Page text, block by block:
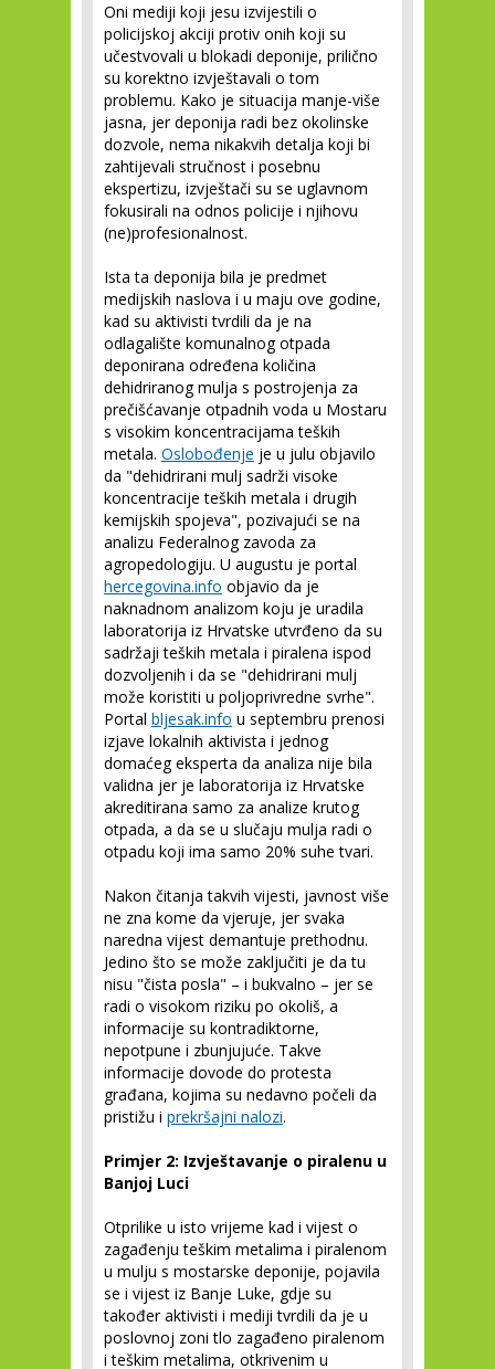
Oni mediji koji jesu izvijestili o
policijskoj akciji protiv onih koji su
učestvovali u blokadi deponije, prilično
su korektno izvještavali o tom
problemu. Kako je situacija manje-više
jasna, jer deponija radi bez okolinske
dozvole, nema nikakvih detalja koji bi
zahtijevali stručnost i posebnu
ekspertizu, izvještači su se uglavnom
fokusirali na odnos policije i njihovu
(ne)profesionalnost.
Ista ta deponija bila je predmet
medijskih naslova i u maju ove godine,
kad su aktivisti tvrdili da je na
odlagalište komunalnog otpada
deponirana određena količina
dehidriranog mulja s postrojenja za
prečišćavanje otpadnih voda u Mostaru
s visokim koncentracijama teških
metala. Oslobođenje je u julu objavilo
da "dehidrirani mulj sadrži visoke
koncentracije teških metala i drugih
kemijskih spojeva", pozivajući se na
analizu Federalnog zavoda za
agropedologiju. U augustu je portal
hercegovina.info objavio da je
naknadnom analizom koju je uradila
laboratorija iz Hrvatske utvrđeno da su
sadržaji teških metala i piralena ispod
dozvoljenih i da se "dehidrirani mulj
može koristiti u poljoprivredne svrhe".
Portal bljesak.info u septembru prenosi
izjave lokalnih aktivista i jednog
domaćeg eksperta da analiza nije bila
validna jer je laboratorija iz Hrvatske
akreditirana samo za analize krutog
otpada, a da se u slučaju mulja radi o
otpadu koji ima samo 20% suhe tvari.
Nakon čitanja takvih vijesti, javnost više
ne zna kome da vjeruje, jer svaka
naredna vijest demantuje prethodnu.
Jedino što se može zaključiti je da tu
nisu "čista posla" – i bukvalno – jer se
radi o visokom riziku po okoliš, a
informacije su kontradiktorne,
nepotpune i zbunjujuće. Takve
informacije dovode do protesta
građana, kojima su nedavno počeli da
pristižu i prekršajni nalozi.
Primjer 2: Izvještavanje o piralenu u
Banjoj Luci
Otprilike u isto vrijeme kad i vijest o
zagađenju teškim metalima i piralenom
u mulju s mostarske deponije, pojavila
se i vijest iz Banje Luke, gdje su
također aktivisti i mediji tvrdili da je u
poslovnoj zoni tlo zagađeno piralenom
i teškim metalima, otkrivenim u